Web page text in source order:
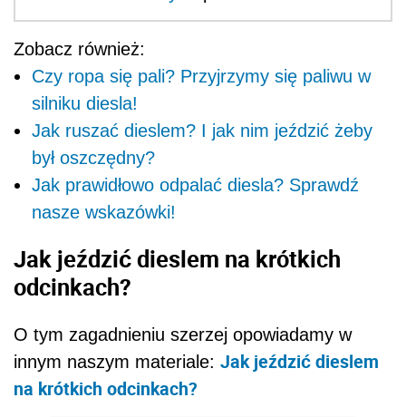
Zobacz również:
Czy ropa się pali? Przyjrzymy się paliwu w
silniku diesla!
Jak ruszać dieslem? I jak nim jeździć żeby
był oszczędny?
Jak prawidłowo odpalać diesla? Sprawdź
nasze wskazówki!
Jak jeździć dieslem na krótkich
odcinkach?
O tym zagadnieniu szerzej opowiadamy w
innym naszym materiale: Jak jeździć dieslem
na krótkich odcinkach?